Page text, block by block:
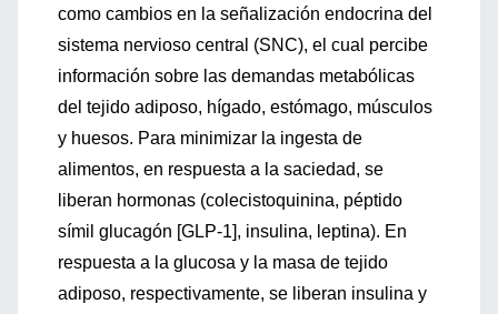
como cambios en la señalización endocrina del
sistema nervioso central (SNC), el cual percibe
información sobre las demandas metabólicas
del tejido adiposo, hígado, estómago, músculos
y huesos. Para minimizar la ingesta de
alimentos, en respuesta a la saciedad, se
liberan hormonas (colecistoquinina, péptido
símil glucagón [GLP-1], insulina, leptina). En
respuesta a la glucosa y la masa de tejido
adiposo, respectivamente, se liberan insulina y